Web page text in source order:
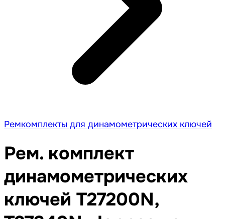
Ремкомплекты для динамометрических ключей
Рем. комплект
динамометрических
ключей T27200N,